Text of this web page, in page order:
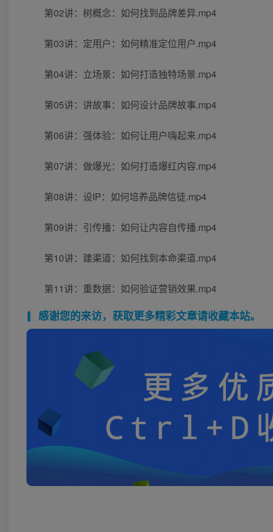
第02讲：树概念：如何找到品牌差异.mp4
第03讲：定用户：如何精准定位用户.mp4
第04讲：立场景：如何打造独特场景.mp4
第05讲：讲故事：如何设计品牌故事.mp4
第06讲：强体验：如何让用户嗨起来.mp4
第07讲：做爆光：如何打造爆红内容.mp4
第08讲：设IP：如何培养品牌信徒.mp4
第09讲：引传播：如何让内容自传播.mp4
第10讲：建渠道：如何找到本命渠道.mp4
第11讲：重数据：如何验证营销效果.mp4
感谢您的来访，获取更多精彩文章请收藏本站。